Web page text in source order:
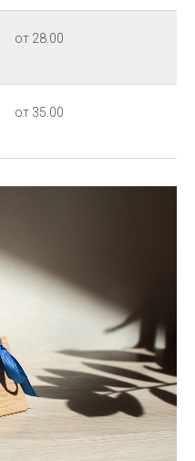
от 28.00
от 35.00